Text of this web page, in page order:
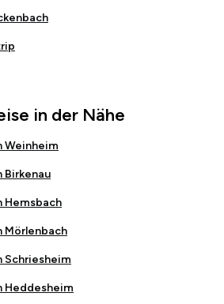
in der Nähe
Weinheim
Birkenau
Hemsbach
Mörlenbach
Schriesheim
Heddesheim